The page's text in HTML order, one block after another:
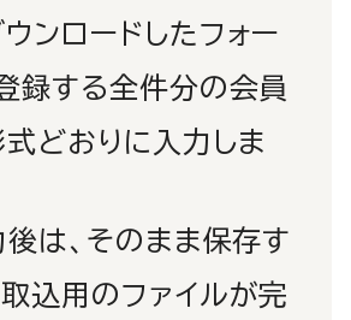
ードしたフォー
録する全件分の会員
どおりに入力しま
、そのまま保存す
込用のファイルが完